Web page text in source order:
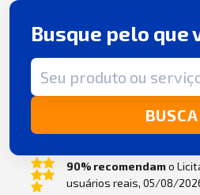
Busque pelo que
Termo de busca
90% recomendamo
usuários reais, 05/08/